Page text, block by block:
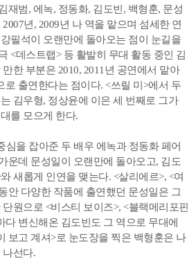
재범, 에녹, 정동화, 김도빈, 백형훈, 문성
년, 2009년 나 역을 맡으며 섬세한 연
필석이 오랜만에 돌아오는 점이 눈길을
<데스트랩> 등 활발히 무대 활동 중인 김
한 부분은 2010, 2011년 공연에서 맡아
로 출연한다는 점이다. <쓰릴 미>에서 두
김우형, 정상윤에 이은 세 번째로 그가
를 모으게 한다.
심을 잡아준 두 배우 에녹과 정동화 페어
운데 문성일이 오랜만에 돌아오고, 김도
새롭게 인연을 맺는다. <살리에르>, <여
안 다양한 작품에 출연했던 문성일은 그
원으로 <비스티 보이즈>, <블랙메리포핀
다 변신해온 김도빈도 그 역으로 무대에
보고 계셔>로 눈도장을 찍은 백형훈은 나
나선다.